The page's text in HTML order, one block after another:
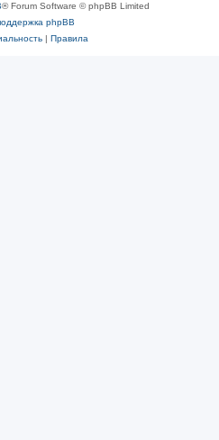
® Forum Software © phpBB Limited
phpBB
| Правила